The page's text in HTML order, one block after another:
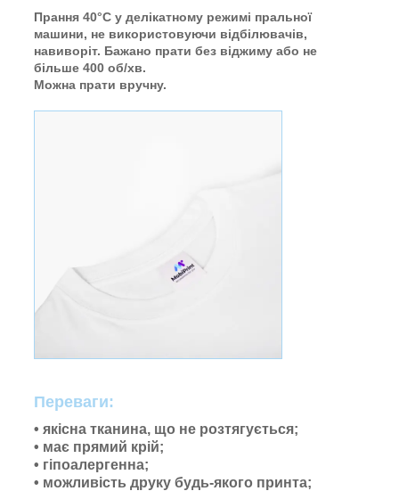
Прання 40°C у делікатному режимі пральної
машини, не використовуючи відбілювачів,
навиворіт. Бажано прати без віджиму або не
більше 400 об/хв.
Можна прати вручну.
Переваги:
• якісна тканина, що не розтягується;
• має прямий крій;
• гіпоалергенна;
• можливість друку будь-якого принта;